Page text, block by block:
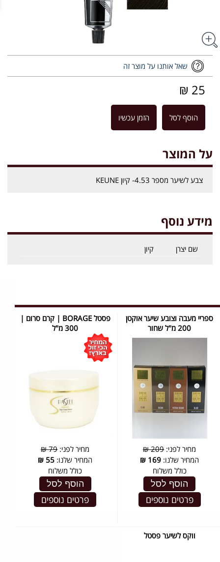
שאל אותנו על מוצר זה
25 ₪
הוסף לסל הזמן עכשיו
על המוצר
צבע לשיער מספר 4.53- קיון KEUNE
מידע נוסף
שם יצרן קיון
ספריי מעבה וצובע שיער אוקטן
200 מ"ל שחור
מחיר לפני:209 ₪
המחיר שלנו: 169
₪
כולל משלוח
הוסף לסל
פרטים נוספים
פסטל BORAGE | קרם סרום |
300 מ"ל
מחיר לפני:79 ₪
המחיר שלנו: 55
₪
כולל משלוח
הוסף לסל
פרטים נוספים
ווקס לשיער פסטל